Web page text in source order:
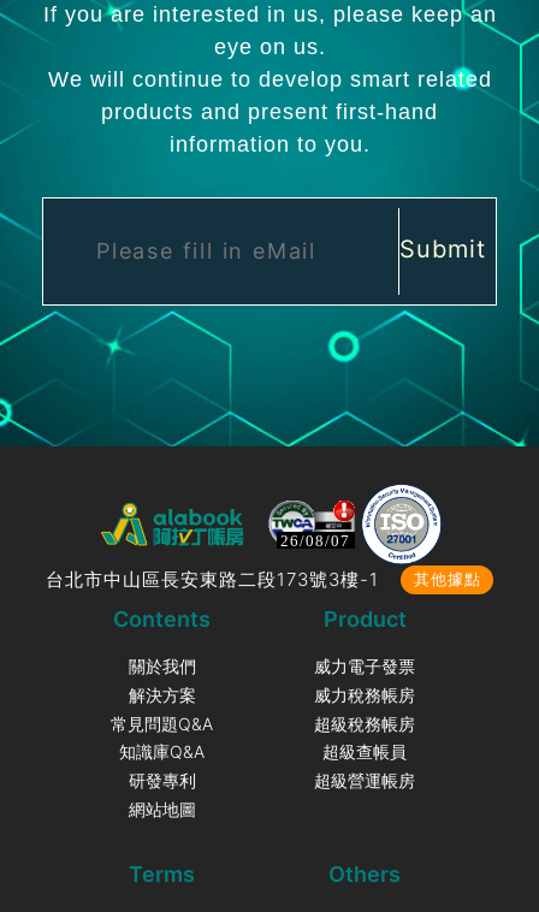
If you are interested in us, please keep an
eye on us.
We will continue to develop smart related
products and present first-hand
information to you.
Submit
26/08/07
台北市中山區長安東路二段173號3樓-1 其他據點
Contents
關於我們
解決方案
常見問題Q&A
知識庫Q&A
研發專利
網站地圖
Product
威力電子發票
威力稅務帳房
超級稅務帳房
超級查帳員
超級營運帳房
Terms Others